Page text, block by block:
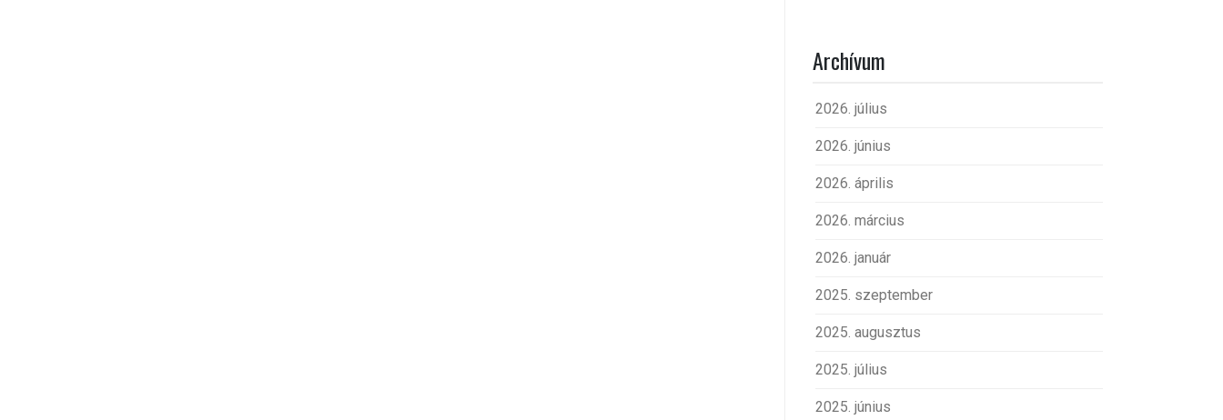
Archívum
2026. július
2026. június
2026. április
2026. március
2026. január
2025. szeptember
2025. augusztus
2025. július
2025. június